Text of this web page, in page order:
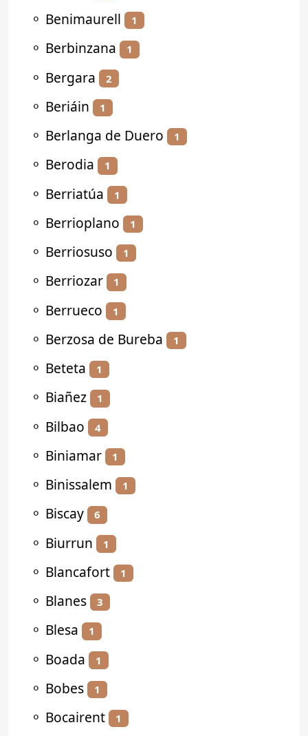
⚬ Benimaurell 1
⚬ Berbinzana 1
⚬ Bergara 2
⚬ Beriáin 1
⚬ Berlanga de Duero 1
⚬ Berodia 1
⚬ Berriatúa 1
⚬ Berrioplano 1
⚬ Berriosuso 1
⚬ Berriozar 1
⚬ Berrueco 1
⚬ Berzosa de Bureba 1
⚬ Beteta 1
⚬ Biañez 1
⚬ Bilbao 4
⚬ Biniamar 1
⚬ Binissalem 1
⚬ Biscay 6
⚬ Biurrun 1
⚬ Blancafort 1
⚬ Blanes 3
⚬ Blesa 1
⚬ Boada 1
⚬ Bobes 1
⚬ Bocairent 1